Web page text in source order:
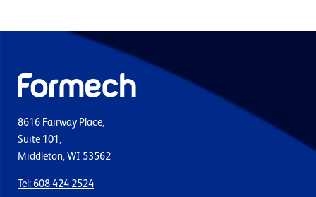
8616 Fairway Place,
Suite 101,
Middleton, WI 53562
Tel: 608 424 2524